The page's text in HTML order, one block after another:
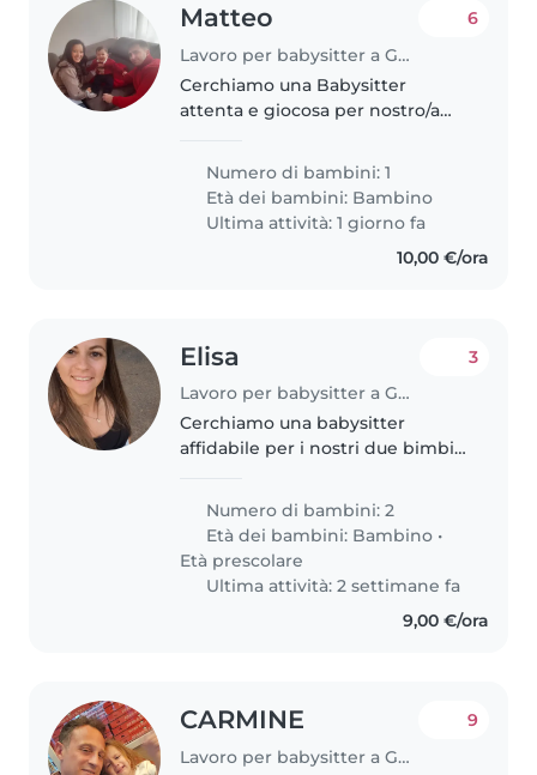
Matteo
Lavoro per babysitter a Genova
6
Cerchiamo una Babysitter
attenta e giocosa per nostro/a
giorno dal lunedì al sabato 12:30-
14:30
Numero di bambini: 1
Età dei bambini: Bambino
Ultima attività: 1 giorno fa
10,00 €/ora
Elisa
Lavoro per babysitter a Genova
3
Cerchiamo una babysitter
affidabile per i nostri due bimbi,
anno e mezzo ed
occasionalmente per un vivace
di 4.
Numero di bambini: 2
Età dei bambini: Bambino •
Età prescolare
Ultima attività: 2 settimane fa
9,00 €/ora
CARMINE
Lavoro per babysitter a Genova
9